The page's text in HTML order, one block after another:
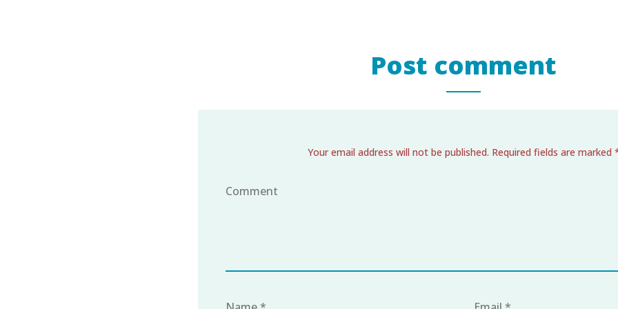
Post comment
Your email address will not be published. Required fields are marked